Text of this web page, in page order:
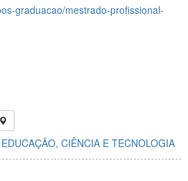
graduacao/mestrado-profissional-
CIÊNCIA E TECNOLOGIA